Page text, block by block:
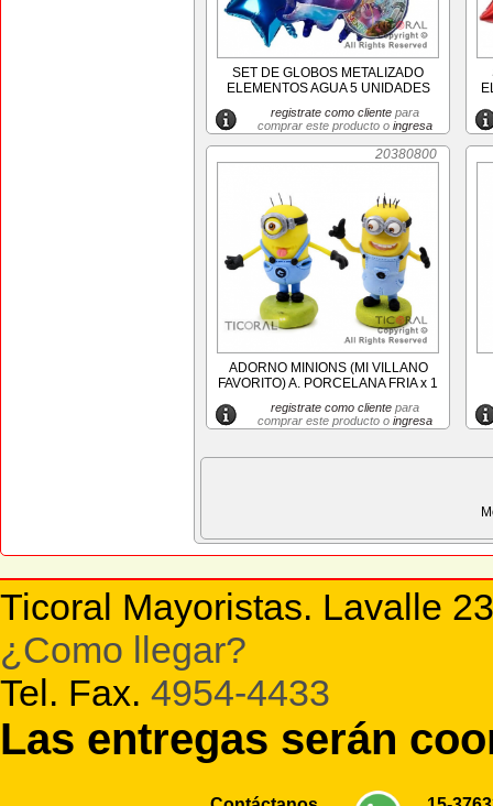
SET DE GLOBOS METALIZADO
ELEMENTOS AGUA 5 UNIDADES
registrate como clientepara
comprar este producto o ingresa
20380800
ADORNO MINIONS (MI VILLANO
FAVORITO) A. PORCELANA FRIA x 1
registrate como clientepara
comprar este producto o ingresa
Ticoral Mayoristas. Lavalle
¿Como llegar?
Tel. Fax. 4954-4433
Las entregas serán